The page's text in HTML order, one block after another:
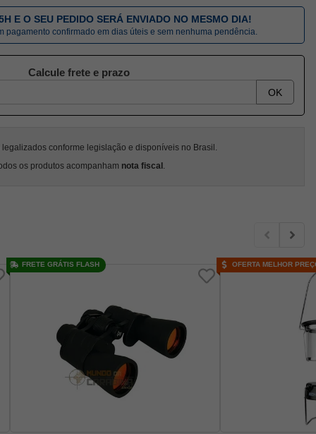
E O SEU PEDIDO SERÁ ENVIADO NO MESMO DIA!
pagamento confirmado em dias úteis e sem nenhuma pendência.
Calcule frete e prazo
OK
legalizados conforme legislação e disponíveis no Brasil.
os produtos acompanham nota fiscal .
FRETE GRÁTIS FLASH OFERTA MELHOR